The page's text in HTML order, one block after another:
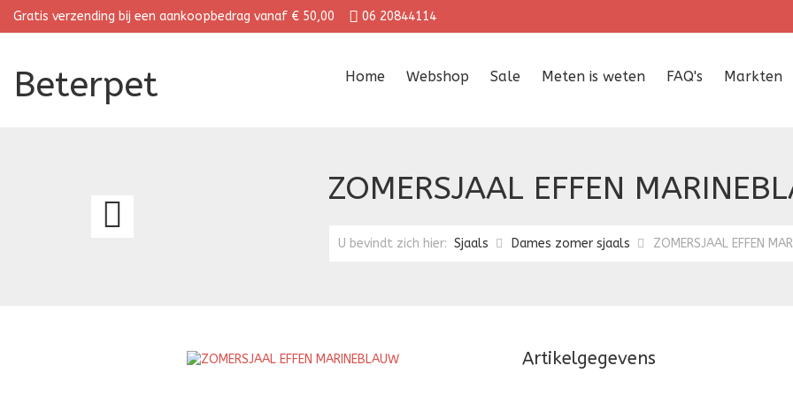
Gratis verzending bij een aankoopbedrag vanaf € 50,00 06 20844114
Beterpet Home Webshop Sale Meten is weten FAQ's Markten
ZOMERSJAAL EFFEN
U bevindt zich hier: Sjaals Dames zomer sjaals ZOMERSJAAL EFFEN
Artikelgegevens